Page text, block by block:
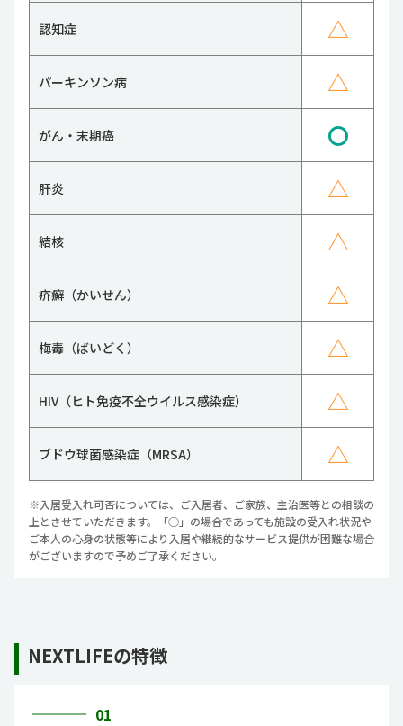
認知症 △
パーキンソン病 △
がん・末期癌 〇
肝炎 △
結核 △
疥癬（かいせん） △
梅毒（ばいどく） △
HIV（ヒト免疫不全ウイルス感染症） △
ブドウ球菌感染症（MRSA） △
※入居受入れ可否については、ご入居者、ご家族、主治医等との相談の
上とさせていただきます。「○」の場合であっても施設の受入れ状況や
ご本人の心身の状態等により入居や継続的なサービス提供が困難な場合
がございますので予めご了承ください。
NEXTLIFEの特徴
01